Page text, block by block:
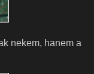
nekem, hanem a